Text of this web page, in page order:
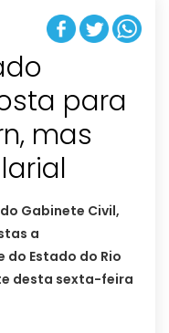
para
mas
Gabinete Civil,
a
Estado do Rio
desta sexta-feira